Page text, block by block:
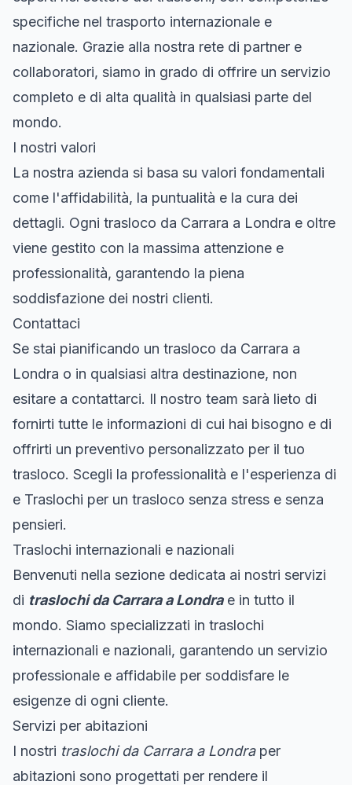
specifiche nel trasporto internazionale e
nazionale. Grazie alla nostra rete di partner e
collaboratori, siamo in grado di offrire un servizio
completo e di alta qualità in qualsiasi parte del
mondo.
I nostri valori
La nostra azienda si basa su valori fondamentali
come l'affidabilità, la puntualità e la cura dei
dettagli. Ogni trasloco da Carrara a Londra e oltre
viene gestito con la massima attenzione e
professionalità, garantendo la piena
soddisfazione dei nostri clienti.
Contattaci
Se stai pianificando un trasloco da Carrara a
Londra o in qualsiasi altra destinazione, non
esitare a contattarci. Il nostro team sarà lieto di
fornirti tutte le informazioni di cui hai bisogno e di
offrirti un preventivo personalizzato per il tuo
trasloco. Scegli la professionalità e l'esperienza di
e Traslochi per un trasloco senza stress e senza
pensieri.
Traslochi internazionali e nazionali
Benvenuti nella sezione dedicata ai nostri servizi
di traslochi da Carrara a Londrae in tutto il
mondo. Siamo specializzati in traslochi
internazionali e nazionali, garantendo un servizio
professionale e affidabile per soddisfare le
esigenze di ogni cliente.
Servizi per abitazioni
I nostri traslochi da Carrara a Londraper
abitazioni sono progettati per rendere il